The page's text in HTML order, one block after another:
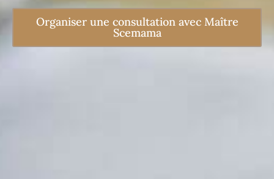
Organiser une consultation avec Maître
Scemama